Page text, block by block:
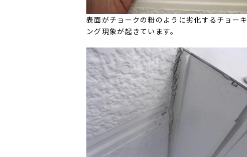
表面がチョークの粉のように劣化するチョーキ
ング現象が起きています。